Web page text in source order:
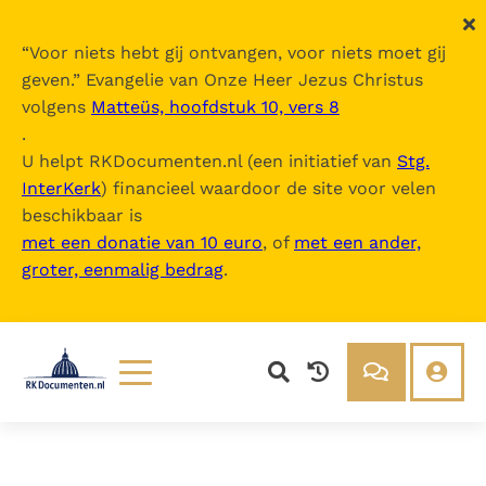
“Voor niets hebt gij ontvangen, voor niets moet gij
geven.” Evangelie van Onze Heer Jezus Christus
volgens Matteüs, hoofdstuk 10, vers 8
.
U helpt RKDocumenten.nl (een initiatief van Stg.
InterKerk) financieel waardoor de site voor velen
beschikbaar is
met een donatie van 10 euro, of met een ander,
groter, eenmalig bedrag.